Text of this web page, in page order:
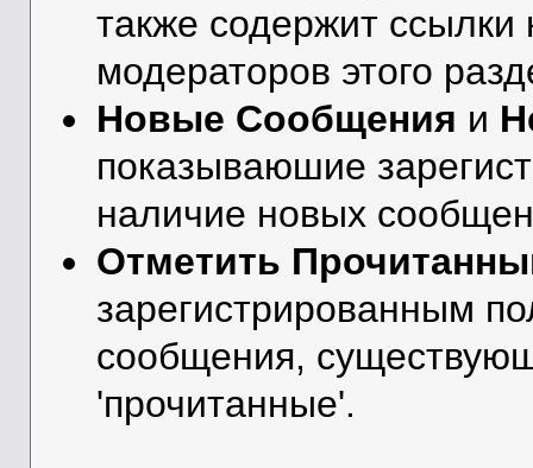
также содержит
модераторов этого
Новые Сообщения и
показываюшие
наличие новых
Отметить
зарегистрированным
сообщения,
'прочитанные'.